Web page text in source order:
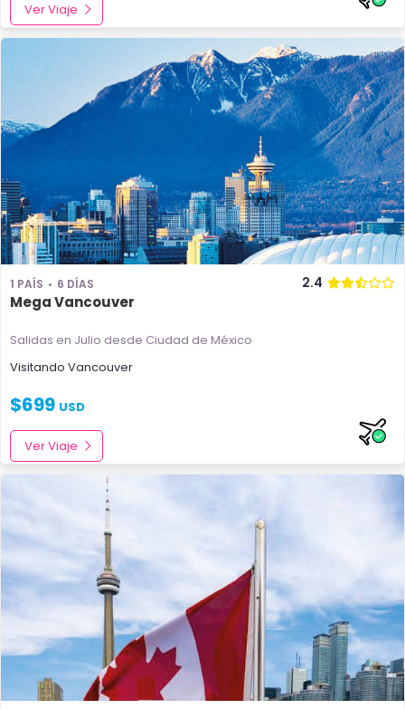
Ver Viaje
1 PAÍS 6 DÍAS 2.4
Mega Vancouver
Salidas en Julio desde Ciudad de México
Visitando Vancouver
$699 USD
Ver Viaje